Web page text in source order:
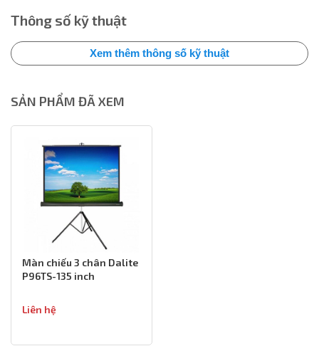
Thông số kỹ thuật
Xem thêm thông số kỹ thuật
SẢN PHẨM ĐÃ XEM
Màn chiếu 3 chân Dalite
P96TS-135 inch
Liên hệ